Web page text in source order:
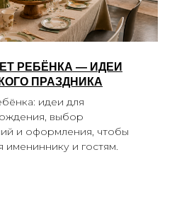
РЕБЁНКА — ИДЕИ
ПРАЗДНИКА
идеи для
выбор
и оформления, чтобы
имениннику и гостям.